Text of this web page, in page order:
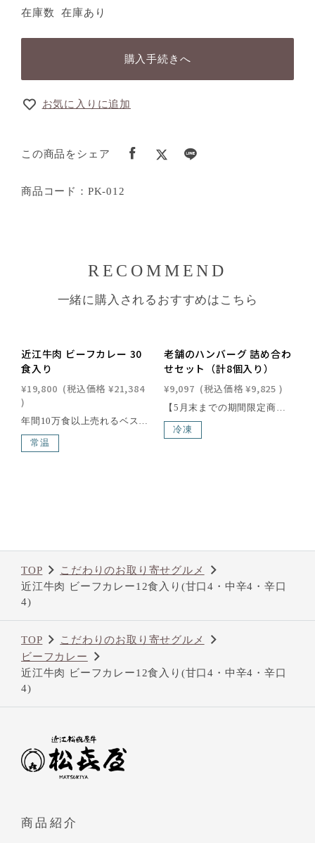
在庫数 在庫あり
購入手続きへ
お気に入りに追加
この商品をシェア
商品コード：PK-012
RECOMMEND
一緒に購入されるおすすめはこちら
近江牛肉 ビーフカレー 30
食入り
¥19,800 (税込価格 ¥21,384
)
年間10万食以上売れるベストセラー200g×30個/良質の近江牛がたっぷり入った、コクと旨味のある手作りビーフカレーです。れすとらん松喜屋のシェフが丹念に作り上げた味です。風味豊かな味をご賞味ください。[消費期限] 製造日より約2年
常温
老舗のハンバーグ 詰め合わ
せセット（計8個入り）
¥9,097 (税込価格 ¥9,825 )
【5月末までの期間限定商品】コク深いデミグラス香るマッシュルームソースと、夢の肉×肉を実現したミートソースをかけたハンバーグステーキのセット。ハンバーグもソースも全てシェフの手作り。近江牛の甘みと肉汁にマッシュルームの香りが加わり豊かな味わいのマッシュルームソースハンバーグステーキ。赤ワインで煮込んだ香味野菜で1週間かけて作られるこだわりのミートソースをたっぷりとかけた、コクと深みのあるハンバーグステーキをお楽しみください。近江牛と国産豚肉の合挽ミンチを使用。一口噛み締める毎にあふれ出る素材のおいしさを、そのまま感じてもらえます。［内容量］200g × 8個［賞味期限］製造日より約6ヶ月間■ハンバーグ 特製ミートソース原材料牛肉（滋賀県産）、豚肉、たまねぎ、パプリカ、ズッキーニ、コーンスターチ、パン粉、牛乳、トマトジュース、ケチャップ、酒、卵、片栗粉、塩、ナツメグ／調味料（アミノ酸等）アレルギー特定原材料牛肉・豚肉・卵・乳・小麦・大豆栄養成分表示(150g)あたりエネルギー：198kcal／たんぱく質：17.5g／脂質：18.5g／炭水化物7.6g／食塩相当量:1.02g■ハンバーグ デミ風マッシュルームソース原材料牛肉（滋賀県産）、豚肉、たまねぎ、パン粉、牛乳、酒、卵、塩、ナツメグ、ブラックペッパー、トマトペースト、トマトピューレ、中力粉、醤油、にんにく、トマト、マッシュルーム、バター、エストドラゴン酢漬け、コーンスターチ、砂糖、塩／調味料（アミノ酸等）アレルギー特定原材料牛肉・豚肉・卵・乳・小麦・大豆栄養成分表示(150g)あたりエネルギー：228kcal／たんぱく質：16.5g／脂質：13.0g／炭水化物11.2g／食塩相当量:1.11g本品には保存料を使用していませんので、開封後は直ちにお召し上がり下さい。近江牛は、日本三大和牛の一つに数えられる、日本最古のブランド牛で、400年以上の歴史を誇る滋賀県の特産品の一つです。滋賀県琵琶湖畔の豊かな自然環境で丹精込めて育てられた近江牛は、年間の出荷量がわずか6,000頭と限られており、その希少性も魅力の一つ。さらに、「近江牛」生産・流通推進協議会が認定した店舗でのみ購入できるため、特別な価値を持っています。滑らかで繊細な肉質、芳醇な香り、そして脂肪の融点が低いことで生まれる口どけの良さが、近江牛の味わいを際立たせます。一度口にすれば、その深い旨味と贅沢な風味に驚かされること間違いありません。
冷凍
TOP
こだわりのお取り寄せグルメ
近江牛肉 ビーフカレー12食入り(甘口4・中辛4・辛口
4)
TOP
こだわりのお取り寄せグルメ
ビーフカレー
近江牛肉 ビーフカレー12食入り(甘口4・中辛4・辛口
4)
商品紹介